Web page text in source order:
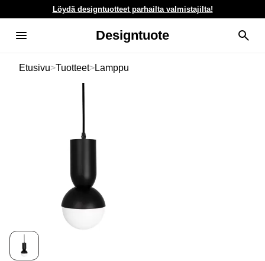
Löydä designtuotteet parhailta valmistajilta!
Designtuote
Etusivu>Tuotteet>Lamppu